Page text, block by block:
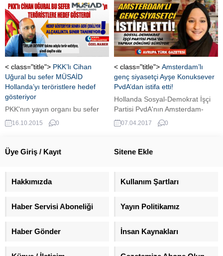
artırmaya niyetli olduklarını,
Eylül'de de yükseltmeyi
planladıklarını söyledi. ...
< class="title"> PKK’lı Cihan
Uğural bu sefer MÜSAİD
Hollanda’yı teröristlere hedef
gösteriyor
PKK'nın yayın organı bu sefer
MÜSİAD Hollanda'yı hedef
gösterdi.
16.10.2015 0
< class="title"> Amsterdam’lı
genç siyasetçi Ayşe Konuksever
PvdA’dan istifa etti!
Hollanda Sosyal-Demokrat İşçi
Partisi PvdA'nın Amsterdam-
Noord yöneticilerinden, genç
siyasetçi Ayşe Konuksever
istifa ettiğini açıkladı.
07.04.2017 0
Üye Giriş / Kayıt Sitene Ekle
Hakkımızda Kullanım Şartları
Haber Servisi Aboneliği Yayın Politikamız
Haber Gönder İnsan Kaynakları